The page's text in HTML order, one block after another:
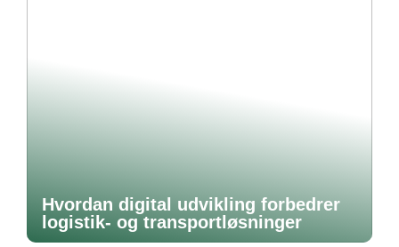
Hvordan digital udvikling forbedrer
logistik- og transportløsninger